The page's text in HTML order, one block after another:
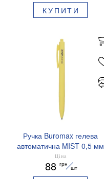
КУПИТИ
Ручка Buromax гелева
автоматична MIST 0,5 мм
сині чорнила BM.83103
Ціна
88 грн
шт